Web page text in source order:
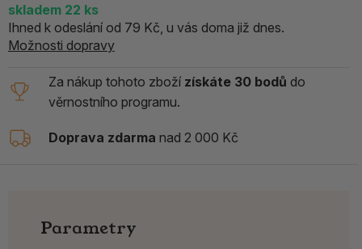
skladem 22 ks
Ihned k odeslání od 79 Kč, u vás doma již dnes.
Možnosti dopravy
Za nákup tohoto zboží získáte 30 bodů do
věrnostního programu.
Doprava zdarma nad 2 000 Kč
Parametry